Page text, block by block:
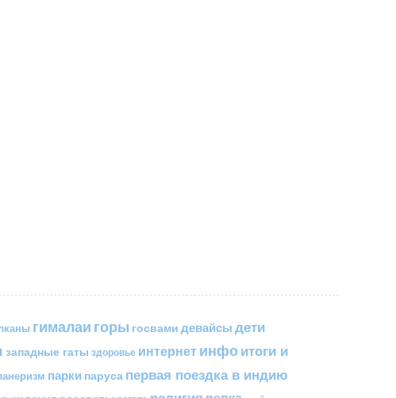
гималаи горы госвами девайсы дети
западные гаты здоровье интернетинфоитоги и
парки паруса первая поездка в индию